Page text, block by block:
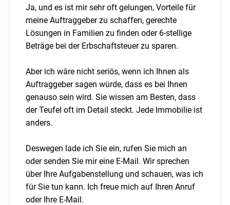
Ja, und es ist mir sehr oft gelungen, Vorteile für
meine Auftraggeber zu schaffen, gerechte
Lösungen in Familien zu finden oder 6-stellige
Beträge bei der Erbschaftsteuer zu sparen.
Aber ich wäre nicht seriös, wenn ich Ihnen als
Auftraggeber sagen würde, dass es bei Ihnen
genauso sein wird. Sie wissen am Besten, dass
der Teufel oft im Detail steckt. Jede Immobilie ist
anders.
Deswegen lade ich Sie ein, rufen Sie mich an
oder senden Sie mir eine E-Mail. Wir sprechen
über Ihre Aufgabenstellung und schauen, was ich
für Sie tun kann. Ich freue mich auf Ihren Anruf
oder Ihre E-Mail.